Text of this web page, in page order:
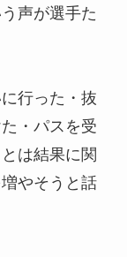
声が選手た
行った・抜
・パスを受
は結果に関
やそうと話